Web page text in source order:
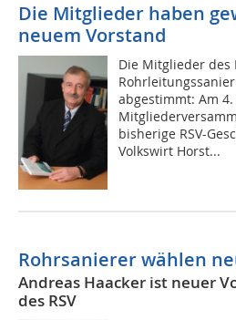
Die Mitglieder haben
neuem Vorstand
Die Mitglieder des
abgestimmt: Am
bisherige RSV-
Volkswirt Horst...
Rohrsanierer wählen
Andreas Haacker ist neuer
des RSV